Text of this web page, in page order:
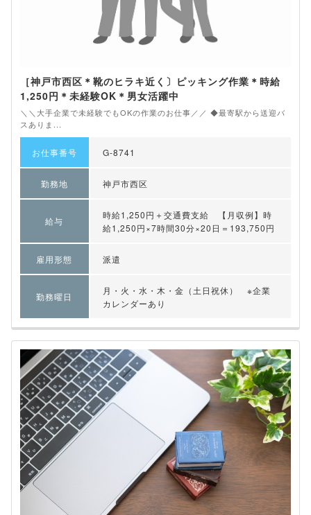
［神戸市西区＊靴のヒラキ近く〕ピッキング作業＊時給
1,250円＊未経験OK＊男女活躍中
＼＼大手企業で未経験でもOKの作業のお仕事／／ ◆最寄駅から送迎バ
スありま...
お仕事番号 G-8741
勤務地 神戸市西区
給与
時給1,250円＋交通費支給 【月収例】時
給1,250円×7時間30分×20日＝193,750円
雇用形態 派遣
勤務曜日
月・火・水・木・金（土日祝休） ※企業
カレンダーあり